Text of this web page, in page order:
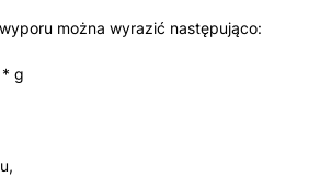
można wyrazić następująco:
* g